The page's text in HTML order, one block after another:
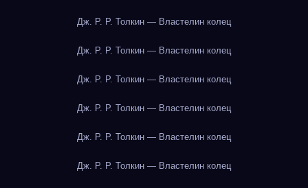
Дж. Р. Р. Толкин — Властелин колец
Дж. Р. Р. Толкин — Властелин колец
Дж. Р. Р. Толкин — Властелин колец
Дж. Р. Р. Толкин — Властелин колец
Дж. Р. Р. Толкин — Властелин колец
Дж. Р. Р. Толкин — Властелин колец